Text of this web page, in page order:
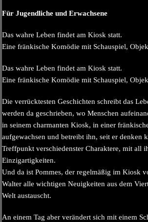
Für Jugendliche und Erwachsene
Das wahre Leben findet am Kiosk statt.
Eine fränkische Komödie mit Schauspiel,
Das wahre Leben findet am Kiosk statt.
Eine fränkische Komödie mit Schauspiel,
Die verrücktesten Geschichten schreibt das
werden da geschrieben, wo Menschen
in seinem charmanten Kiosk, in einer
aufgewachsen und betreibt ihn, seit er denken
Treffpunkt verschiedenster Charaktere, mit all
Einzigartigkeiten.
Und da ist Pommes, der regelmäßig im Kiosk
Walter alle wichtigen Neuigkeiten aus dem
Welt austauscht.
An einem Tag aber verändert sich mit einem